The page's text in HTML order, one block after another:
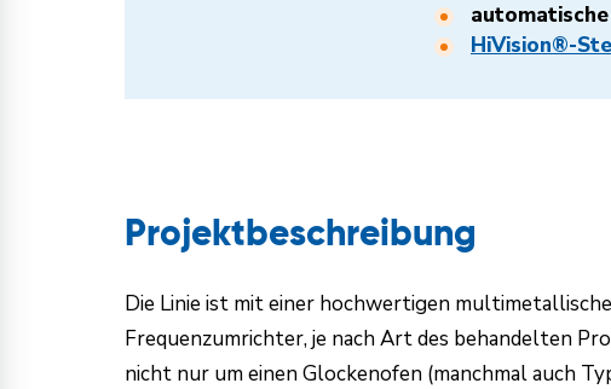
HiVision®-
Projektbeschreibung
Die Linie ist mit einer hochwertigen
Frequenzumrichter, je nach Art des behandelten
nicht nur um einen Glockenofen (manchmal auch